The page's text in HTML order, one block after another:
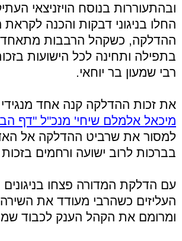
ובהתעוררות בנוסח הויזניצאי
החלו בניגוני דבקות והכנה
ההדלקה, כשקהל הרבבות מתאחד
בתפילה ותחינה לכל הישועות
רבי שמעון בר יוחאי.
את זכות ההדלקה קנה אחד מנגידי
מיכאל אלמלם שיחי' מנכ"ל "דף
למסור את שרביט ההדלקה אל
בברכות לרוב ישועה ורחמים
עם הדלקת המדורה פצחו בניגונים
העליזים כשהרבי מעודד את השירה
ומרומם את הקהל הענק לכבוד